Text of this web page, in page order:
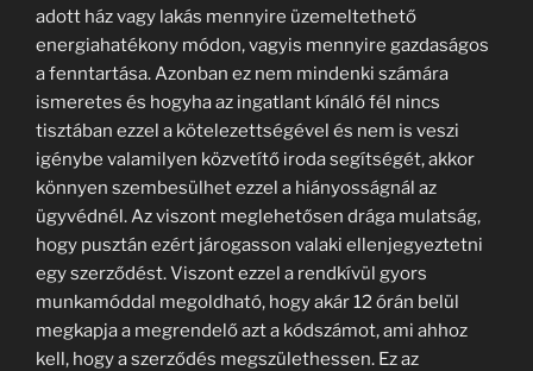
adott ház vagy lakás mennyire üzemeltethető
energiahatékony módon, vagyis mennyire gazdaságos
a fenntartása. Azonban ez nem mindenki számára
ismeretes és hogyha az ingatlant kínáló fél nincs
tisztában ezzel a kötelezettségével és nem is veszi
igénybe valamilyen közvetítő iroda segítségét, akkor
könnyen szembesülhet ezzel a hiányosságnál az
ügyvédnél. Az viszont meglehetősen drága mulatság,
hogy pusztán ezért járogasson valaki ellenjegyeztetni
egy szerződést. Viszont ezzel a rendkívül gyors
munkamóddal megoldható, hogy akár 12 órán belül
megkapja a megrendelő azt a kódszámot, ami ahhoz
kell, hogy a szerződés megszülethessen. Ez az